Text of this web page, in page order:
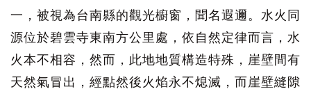
一，被視為台南縣的觀光櫥窗，聞名遐邇。水火同
源位於碧雲寺東南方公里處，依自然定律而言，水
火本不相容，然而，此地地質構造特殊，崖壁間有
天然氣冒出，經點然後火焰永不熄滅，而崖壁縫隙